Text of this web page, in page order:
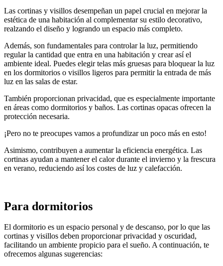
Las cortinas y visillos desempeñan un papel crucial en mejorar la
estética de una habitación al complementar su estilo decorativo,
realzando el diseño y logrando un espacio más completo.
Además, son fundamentales para controlar la luz, permitiendo
regular la cantidad que entra en una habitación y crear así el
ambiente ideal. Puedes elegir telas más gruesas para bloquear la luz
en los dormitorios o visillos ligeros para permitir la entrada de más
luz en las salas de estar.
También proporcionan privacidad, que es especialmente importante
en áreas como dormitorios y baños. Las cortinas opacas ofrecen la
protección necesaria.
¡Pero no te preocupes vamos a profundizar un poco más en esto!
Asimismo, contribuyen a aumentar la eficiencia energética. Las
cortinas ayudan a mantener el calor durante el invierno y la frescura
en verano, reduciendo así los costes de luz y calefacción.
Para dormitorios
El dormitorio es un espacio personal y de descanso, por lo que las
cortinas y visillos deben proporcionar privacidad y oscuridad,
facilitando un ambiente propicio para el sueño. A continuación, te
ofrecemos algunas sugerencias: